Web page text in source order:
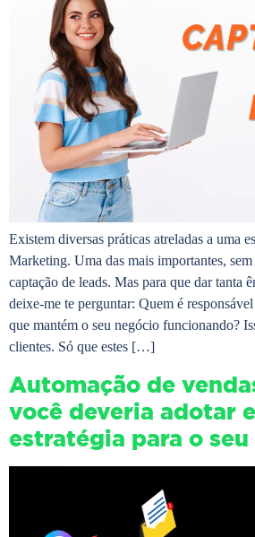
Existem diversas práticas atreladas a uma
Marketing. Uma das mais importantes,
captação de leads. Mas para que dar tanta
deixe-me te perguntar: Quem é
que mantém o seu negócio funcionando?
clientes. Só que estes […]
Automação de
você deveria adotar
estratégia para o